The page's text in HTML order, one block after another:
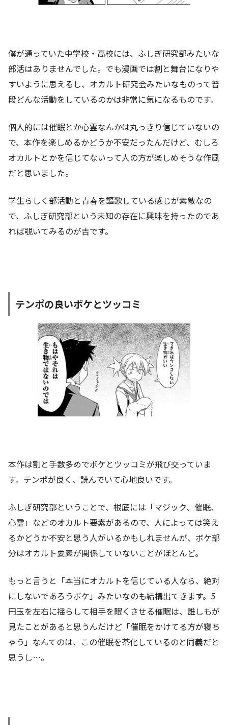
僕が通っていた中学校・高校には、ふしぎ研究部みたいな
部活はありませんでした。でも漫画では割と舞台になりや
すいように思えるし、オカルト研究会みたいなものって普
段どんな活動をしているのかは非常に気になるものです。
個人的には催眠とか心霊なんかは丸っきり信じていないの
で、本作を楽しめるかどうか不安だったんだけど、むしろ
オカルトとかを信じてないって人の方が楽しめそうな作風
だと思いました。
学生らしく部活動と青春を謳歌している感じが素敵なの
で、ふしぎ研究部という未知の存在に興味を持ったのであ
れば覗いてみるのが吉です。
テンポの良いボケとツッコミ
本作は割と手数多めでボケとツッコミが飛び交っていま
す。テンポが良く、読んでいて心地良いです。
ふしぎ研究部ということで、根底には「マジック、催眠、
心霊」などのオカルト要素があるので、人によっては笑え
るかどうか不安と思う人がいるかもしれませんが、ボケ部
分はオカルト要素が関係していないことがほとんど。
もっと言うと「本当にオカルトを信じている人なら、絶対
にしないであろうボケ」みたいなのも結構出てきます。5
円玉を左右に揺らして相手を眠くさせる催眠は、誰しもが
見たことがあると思うんだけど「催眠をかけてる方が寝ち
ゃう」なんてのは、この催眠を茶化しているのと同義だと
思うし…。